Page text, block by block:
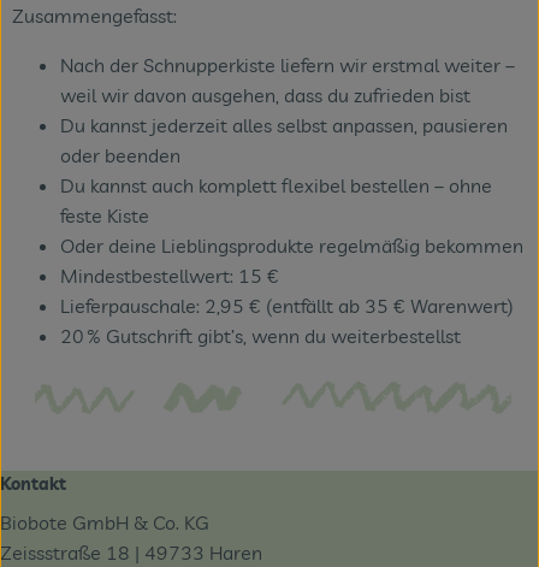
Zusammengefasst:
Nach der Schnupperkiste liefern wir erstmal weiter –
weil wir davon ausgehen, dass du zufrieden bist
Du kannst jederzeit alles selbst anpassen, pausieren
oder beenden
Du kannst auch komplett flexibel bestellen – ohne
feste Kiste
Oder deine Lieblingsprodukte regelmäßig bekommen
Mindestbestellwert: 15 €
Lieferpauschale: 2,95 € (entfällt ab 35 € Warenwert)
20 % Gutschrift gibt’s, wenn du weiterbestellst
Kontakt
Biobote GmbH & Co. KG
Zeissstraße 18 | 49733 Haren